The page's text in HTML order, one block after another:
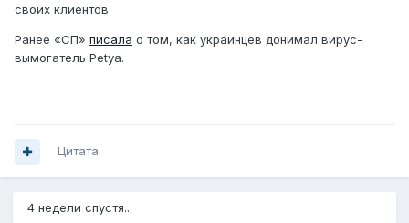
своих клиентов.
Ранее «СП» писала о том, как украинцев донимал вирус-
вымогатель Petya.
Цитата
4 недели спустя...